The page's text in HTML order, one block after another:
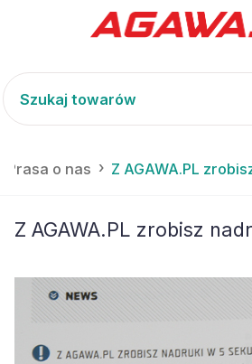
Prasa o nas Z AGAWA.PL
Z AGAWA.PL zrobisz